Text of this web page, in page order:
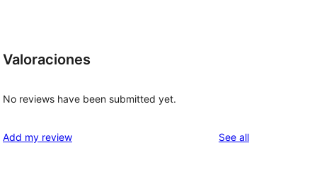
Valoraciones
No reviews have been submitted yet.
Add my review See allreviews